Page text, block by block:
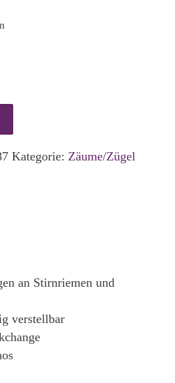
Kategorie: Zäume/Zügel
an Stirnriemen und
verstellbar